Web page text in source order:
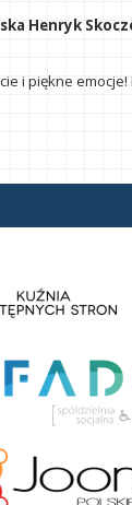
Henryk
i piękne